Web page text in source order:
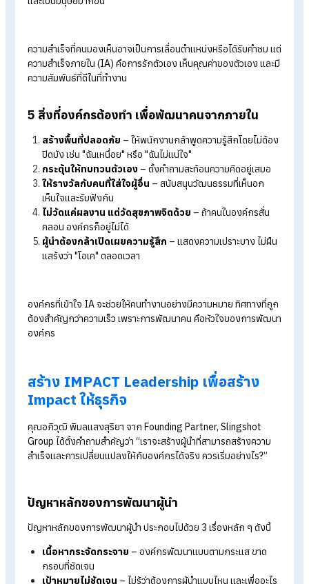
ราคาโปรแกรมเงินเดือน เริ่มต้น 590 บาท/เดือน
How to Empower People in
วันที่โลกไร้ทิศทาง
คุณสราวุธ เฮ้งสวัสดิ์ นักเขียนนามปากกา "นิ้วกลม" กล่าวว่า องค์
ดีต้องรักษาทั้ง ‘คน’ และ ‘หัวใจคน’ ด้วย 5 สิ่ง สู่การสร้าง IA ในยุ
ให้คนเข้าใจตัวเองมากขึ้น
ในยุคที่ AI กำลังเปลี่ยนโลก IA (Inner Awareness) ก็สำคัญไม่
กัน เพราะการเข้าใจตัวเองจะช่วยให้เราทำงานได้อย่างมีความหมาย
ความสำเร็จที่คนมองเห็นอาจเป็นการเลื่อนตำแหน่งหรือได้รับคำช
5 สิ่งที่องค์กรต้องทำ เพื่อพัฒนาคนจากภายใน
สร้างพื้นที่ปลอดภัย– ให้พนักงานกล้าพูดความรู้สึกโดยไม่ต้
ปิดบัง เช่น "ฉันเหนื่อย" หรือ "ฉันไม่แน่ใจ"
กระตุ้นให้ทบทวนตัวเอง– ตั้งคำถามสะท้อนความคิดอยู่เสมอ
เห็นใจและรับฟังกัน
ไม่วัดแค่ผลงาน แต่วัดสุขภาพจิตด้วย
คลอน องค์กรก็อยู่ไม่ได้
ผู้นำต้องกล้าเปิดเผยความรู้สึก
แสร้งว่า "โอเค" ตลอดเวลา